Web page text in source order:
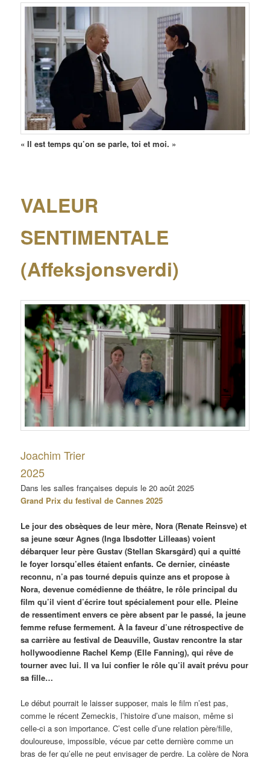
« Il est temps qu’on se parle, toi et moi. »
VALEUR
SENTIMENTALE
(Affeksjonsverdi)
Joachim Trier
2025
Dans les salles françaises depuis le 20 août 2025
Grand Prix du festival de Cannes 2025
Le jour des obsèques de leur mère, Nora (Renate Reinsve) et
sa jeune sœur Agnes (Inga Ibsdotter Lilleaas) voient
débarquer leur père Gustav (Stellan Skarsgård) qui a quitté
le foyer lorsqu’elles étaient enfants. Ce dernier, cinéaste
reconnu, n’a pas tourné depuis quinze ans et propose à
Nora, devenue comédienne de théâtre, le rôle principal du
film qu’il vient d’écrire tout spécialement pour elle. Pleine
de ressentiment envers ce père absent par le passé, la jeune
femme refuse fermement. À la faveur d’une rétrospective de
sa carrière au festival de Deauville, Gustav rencontre la star
hollywoodienne Rachel Kemp (Elle Fanning), qui rêve de
tourner avec lui. Il va lui confier le rôle qu’il avait prévu pour
sa fille…
Le début pourrait le laisser supposer, mais le film n’est pas,
comme le récent Zemeckis, l’histoire d’une maison, même si
celle-ci a son importance. C’est celle d’une relation père/fille,
douloureuse, impossible, vécue par cette dernière comme un
bras de fer qu’elle ne peut envisager de perdre. La colère de Nora